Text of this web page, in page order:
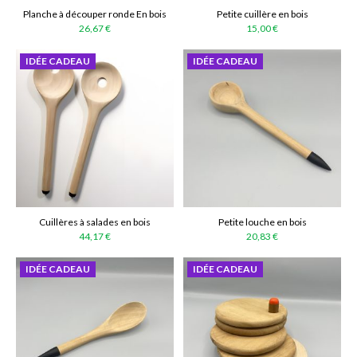
Planche à découper ronde En bois
26,67 €
Petite cuillère en bois
15,00 €
IDÉE CADEAU
Cuillères à salades en bois
44,17 €
IDÉE CADEAU
Petite louche en bois
20,83 €
IDÉE CADEAU IDÉE CADEAU